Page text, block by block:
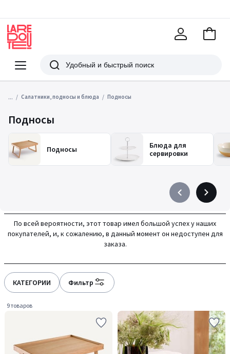
Меню
Redoute
Поиск
В
... Салатники, подносы и блюда Подносы
Подносы
Подносы
Блюда для
сервировки
Précédent
à
gauche
Suivant
à
droite
По всей вероятности, этот товар имел большой успех у наших
покупателей, и, к сожалению, в данный момент он недоступен для
заказа.
КАТЕГОРИИ Фильтр
9 товаров